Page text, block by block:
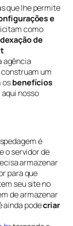
que lhe permite
e
como
de
agência
um
osbenefícios
aqui nosso
é
o servidor de
armazenar
para que
seu site no
de armazenar
ainda podecriar